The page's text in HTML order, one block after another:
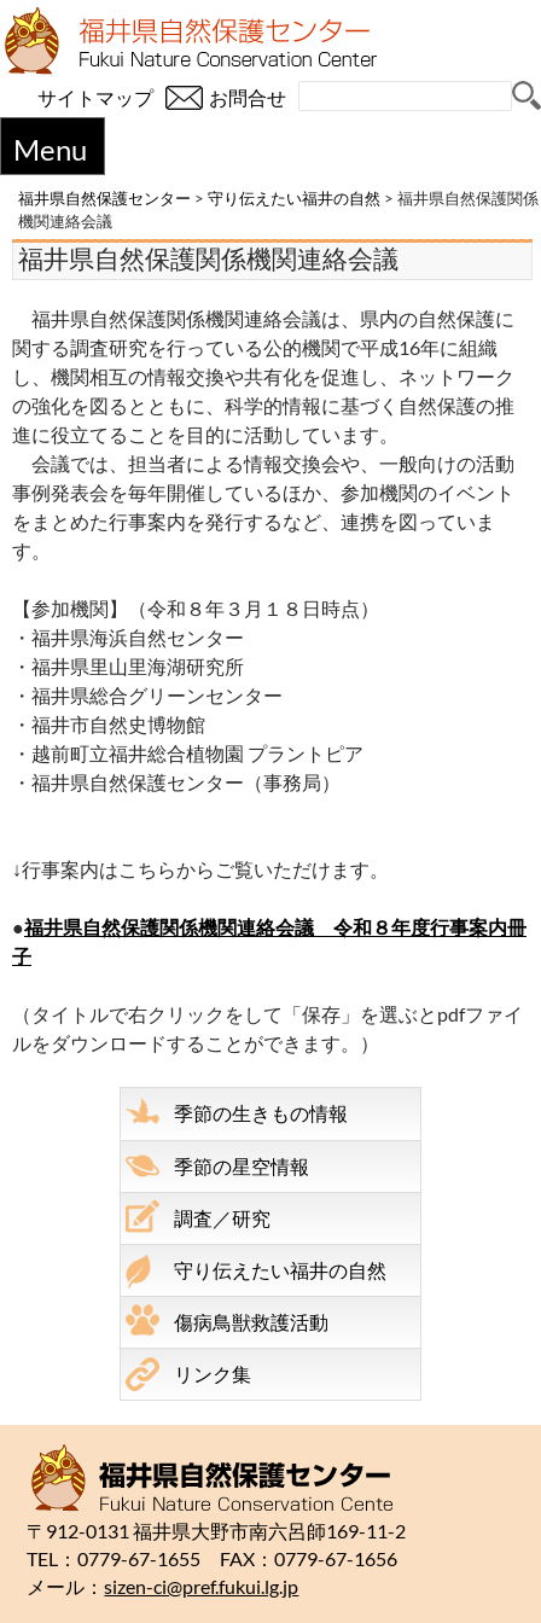
お問合せ
サイトマップ
Menu
福井県自然保護センター > 守り伝えたい福井の自然 > 福井県自然保護関係
機関連絡会議
福井県自然保護関係機関連絡会議
福井県自然保護関係機関連絡会議は、県内の自然保護に
関する調査研究を行っている公的機関で平成16年に組織
し、機関相互の情報交換や共有化を促進し、ネットワーク
の強化を図るとともに、科学的情報に基づく自然保護の推
進に役立てることを目的に活動しています。
会議では、担当者による情報交換会や、一般向けの活動
事例発表会を毎年開催しているほか、参加機関のイベント
をまとめた行事案内を発行するなど、連携を図っていま
す。
【参加機関】（令和８年３月１８日時点）
・福井県海浜自然センター
・福井県里山里海湖研究所
・福井県総合グリーンセンター
・福井市自然史博物館
・越前町立福井総合植物園 プラントピア
・福井県自然保護センター（事務局）
↓行事案内はこちらからご覧いただけます。
●福井県自然保護関係機関連絡会議 令和８年度行事案内冊
子
（タイトルで右クリックをして「保存」を選ぶとpdfファイ
ルをダウンロードすることができます。）
季節の生きもの情報
季節の星空情報
調査／研究
守り伝えたい福井の自然
傷病鳥獣救護活動
リンク集
〒912-0131 福井県大野市南六呂師169-11-2
TEL：0779-67-1655 FAX：0779-67-1656
メール：sizen-ci@pref.fukui.lg.jp